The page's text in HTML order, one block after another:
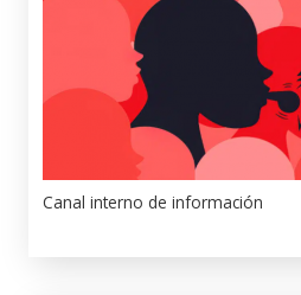
Canal interno de información